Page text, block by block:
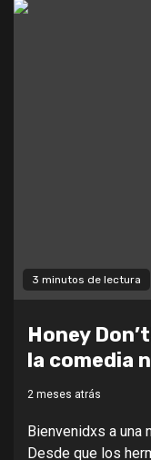
3 minutos de lectura
Honey
la comedia
2 meses atrás
Bienvenidxs a una
Desde que los